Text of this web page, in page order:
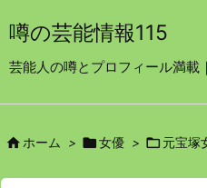
噂の芸能情報115
芸能人の噂とプロフィール満載
ホーム > 女優 >  元宝塚